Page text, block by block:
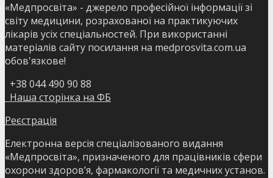
«Медпросвіта» - джерело професійної інформації зі
світу медицини, розрахованої на практикуючих
лікарів усіх спеціальностей. При використанні
матеріалів сайту посилання на medprosvita.com.ua
обов'язкове!
+38 044 490 90 88
Наша сторінка на ФБ
Реєстрація
Електронна версія спеціалізованого видання
«Медпросвіта», призначеного для працівників сфери
охорони здоров’я, фармакології та медичних установ.